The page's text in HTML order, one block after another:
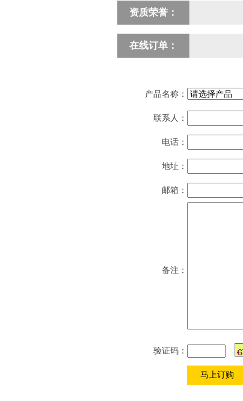
资质荣誉：
在线订单：
产品名称：
联系人：
电话：
地址：
邮箱：
备注：
验证码：